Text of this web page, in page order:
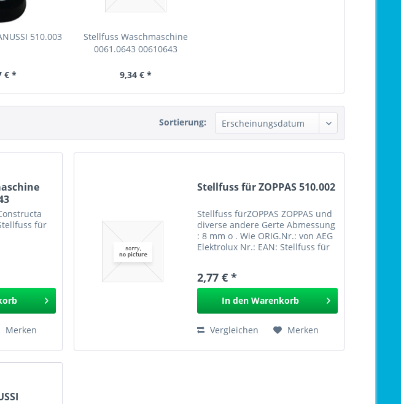
510.003
€ *
Stellfuss Waschmaschine
0061.0643 00610643
9,34 € *
Sortierung:
für
Merken
Stellfuss für ZOPPAS 510.002
Stellfuss fürZOPPAS ZOPPAS und
diverse andere Gerte Abmessung
: 8 mm o . Wie ORIG.Nr.: von AEG
Elektrolux Nr.: EAN: Stellfuss für
2,77 € *
In den Warenkorb
Vergleichen Merken